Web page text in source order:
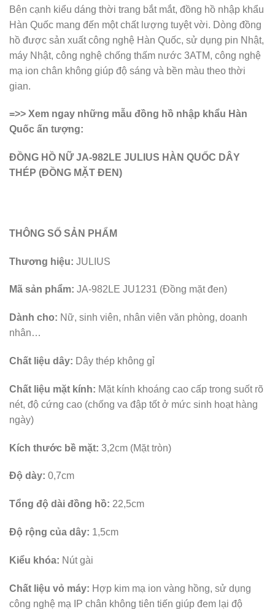
Bên cạnh kiểu dáng thời trang bắt mắt, đồng hồ nhập khẩu
Hàn Quốc mang đến một chất lượng tuyệt vời. Dòng đồng
hồ được sản xuất công nghệ Hàn Quốc, sử dụng pin Nhật,
máy Nhật, công nghệ chống thấm nước 3ATM, công nghệ
mạ ion chân không giúp độ sáng và bền màu theo thời
gian.
=>> Xem ngay những mẫu đồng hồ nhập khẩu Hàn
Quốc ấn tượng:
ĐỒNG HỒ NỮ JA-982LE JULIUS HÀN QUỐC DÂY
THÉP (ĐỒNG MẶT ĐEN)
THÔNG SỐ SẢN PHẨM
Thương hiệu: JULIUS
Mã sản phẩm: JA-982LE JU1231 (Đồng mặt đen)
Dành cho: Nữ, sinh viên, nhân viên văn phòng, doanh
nhân…
Chất liệu dây: Dây thép không gỉ
Chất liệu mặt kính: Mặt kính khoáng cao cấp trong suốt rõ
nét, độ cứng cao (chống va đập tốt ở mức sinh hoạt hàng
ngày)
Kích thước bề mặt: 3,2cm (Mặt tròn)
Độ dày: 0,7cm
Tổng độ dài đồng hồ: 22,5cm
Độ rộng của dây: 1,5cm
Kiểu khóa: Nút gài
Chất liệu vỏ máy: Hợp kim mạ ion vàng hồng, sử dụng
công nghệ mạ IP chân không tiên tiến giúp đem lại độ